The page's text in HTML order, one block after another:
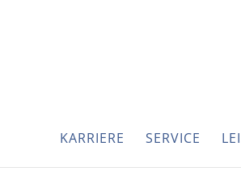
KARRIERE SERVICE